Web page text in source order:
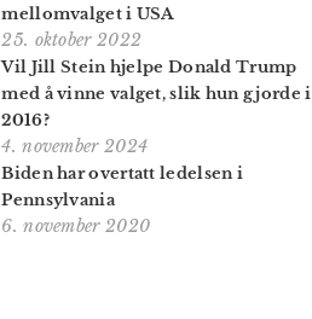
mellomvalget i USA
25. oktober 2022
Vil Jill Stein hjelpe Donald Trump
med å vinne valget, slik hun gjorde i
2016?
4. november 2024
Biden har overtatt ledelsen i
Pennsylvania
6. november 2020